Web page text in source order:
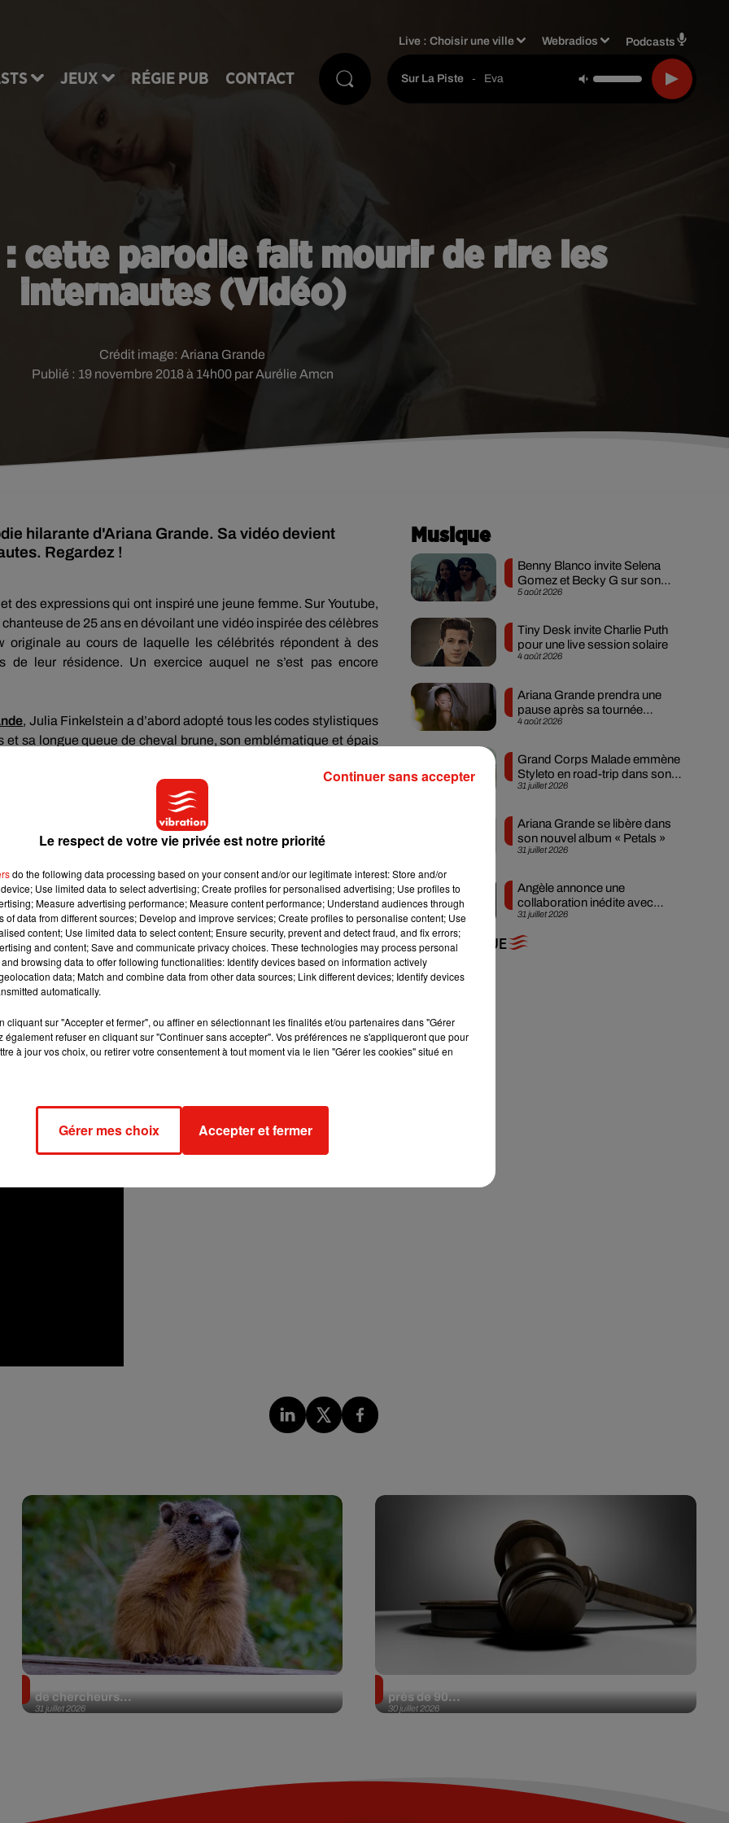
JEUX RÉGIE PUB CONTACT
Live :Choisir une ville Webradios Podcasts
Sur La Piste - Eva
: cette parodie fait mourir de rire les
internautes (Vidéo)
Publié : 19 novembre 2018 à 14h00 par Aurélie Amcn
Crédit image: Ariana Grande
hilarante d'Ariana Grande. Sa vidéo devient
Regardez !
des expressions qui ont inspiré une jeune femme. Sur Youtube,
de 25 ans en dévoilant une vidéo inspirée des célèbres
originale au cours de laquelle les célébrités répondent à des
de leur résidence. Un exercice auquel ne s’est pas encore
, Julia Finkelstein a d’abord adopté tous les codes stylistiques
et sa longue queue de cheval brune, son emblématique et épais
aussi la posture de la chanteuse sur la pochette de l’album My
ensuite une série de questions à laquelle la vraie-fausse
«
agrémentée d’un battement de paupières et des
d’ailleurs assez troublant…
live d’Ariana Grande chez Elle DeGeneres, la jeune femme
», en français), que son hashtag préféré est#ZeroFucks, que son
Smalls ou encore que son accessoire préféré est ses oreilles de
single de la chanteuse en répondant « Thank U, Next » au
vidéo fait désormais le buzz sur la toile et fait mourir de rire les
le média Refinery29, Julia Finkelstein explique comment elle
« Y
Musique
5 août 2026
Benny Blanco invite Selena
Gomez et Becky G sur son
nouveau single
4 août 2026
Tiny Desk invite Charlie Puth
pour une live session solaire
4 août 2026
Ariana Grande prendra une
pause après sa tournée
mondiale
31 juillet 2026
Grand Corps Malade emmène
Styleto en road-trip dans son
nouveau clip
31 juillet 2026
Ariana Grande se libère dans
son nouvel album « Petals »
31 juillet 2026
Angèle annonce une
collaboration inédite avec
Amelie Lens
+ DE MUSIQUE
31 juillet 2026
de chercheurs...
30 juillet 2026
près de 90...
Le respect de votre vie privée est notre priorité
do the following data processing based on your consent and/or our legitimate interest: Store and/or
Use limited data to select advertising; Create profiles for personalised advertising; Use profiles to
Measure advertising performance; Measure content performance; Understand audiences through
of data from different sources; Develop and improve services; Create profiles to personalise content; Use
content; Use limited data to select content; Ensure security, prevent and detect fraud, and fix errors;
and content; Save and communicate privacy choices. These technologies may process personal
browsing data to offer following functionalities: Identify devices based on information actively
data; Match and combine data from other data sources; Link different devices; Identify devices
automatically.
cliquant sur "Accepter et fermer", ou affiner en sélectionnant les finalités et/ou partenaires dans "Gérer
également refuser en cliquant sur "Continuer sans accepter". Vos préférences ne s'appliqueront que pour
à jour vos choix, ou retirer votre consentement à tout moment via le lien "Gérer les cookies" situé en
Gérer mes choix Accepter et fermer
Continuer sans accepter